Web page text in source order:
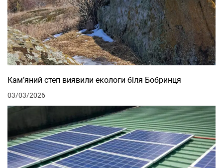
Кам’яний степ виявили екологи біля Бобринця
03/03/2026